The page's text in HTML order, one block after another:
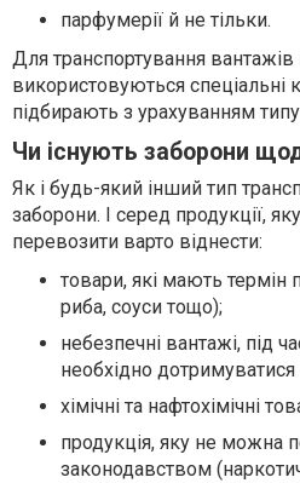
парфумерії й не тільки.
Для транспортування
використовуються спеціальні
підбирають з урахуванням типу
Чи існують заборони
Як і будь-який інший тип
заборони. І серед продукції,
перевозити варто віднести:
товари, які мають термін
риба, соуси тощо);
небезпечні вантажі, під
необхідно
хімічні та нафтохімічні
продукція, яку не можна
законодавством